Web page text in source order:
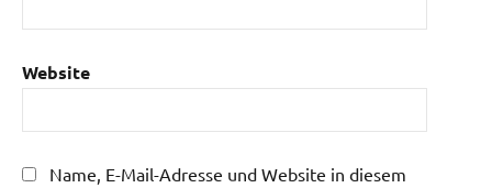
Website
Name, E-Mail-Adresse und Website in diesem